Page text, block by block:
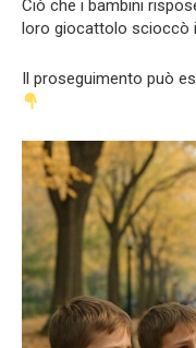
Ciò che i bambini
loro giocattolo scioccò
Il proseguimento può